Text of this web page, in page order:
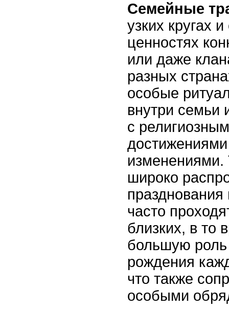
Семейные
узких кругах
ценностях
или даже
разных
особые
внутри семьи
с
изменениями.
широко
часто
близких, в то
большую роль
рождения
что также
особыми